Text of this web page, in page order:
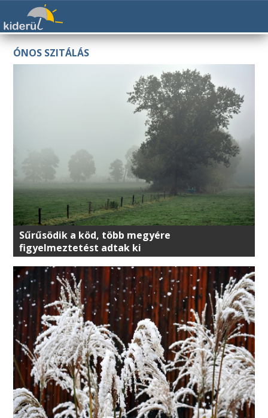
ÓNOS SZITÁLÁS
Sűrűsödik a köd, több megyére
figyelmeztetést adtak ki